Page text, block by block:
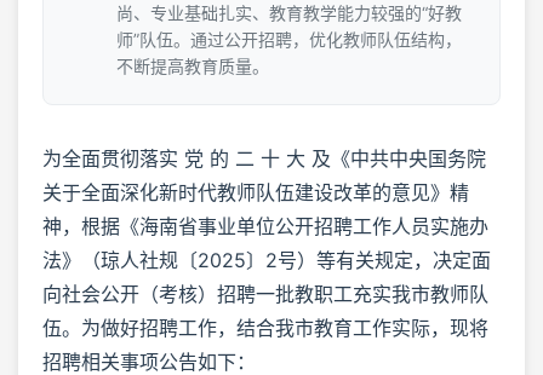
尚、专业基础扎实、教育教学能力较强的“好教
师”队伍。通过公开招聘，优化教师队伍结构，
不断提高教育质量。
为全面贯彻落实 党 的 二 十 大 及《中共中央国务院
关于全面深化新时代教师队伍建设改革的意见》精
神，根据《海南省事业单位公开招聘工作人员实施办
法》（琼人社规〔2025〕2号）等有关规定，决定面
向社会公开（考核）招聘一批教职工充实我市教师队
伍。为做好招聘工作，结合我市教育工作实际，现将
招聘相关事项公告如下：